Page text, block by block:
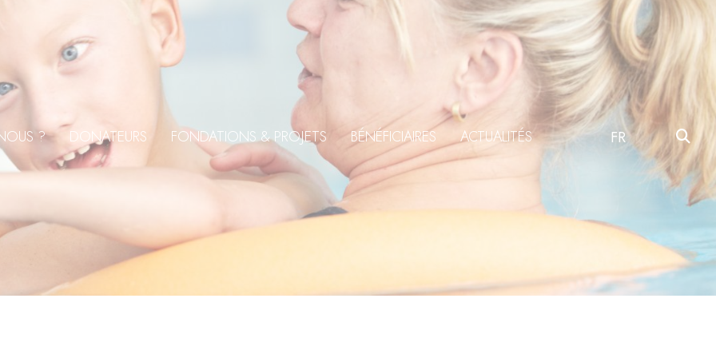
? DONATEURS FONDATIONS & PROJETS BÉNÉFICIAIRES ACTUALITÉS FR